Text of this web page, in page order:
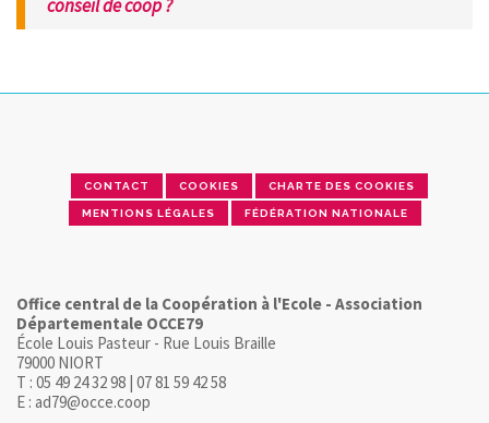
conseil de coop ?
CONTACT COOKIES CHARTE DES COOKIES
MENTIONS LÉGALES FÉDÉRATION NATIONALE
Office central de la Coopération à l'Ecole - Association
Départementale OCCE79
École Louis Pasteur - Rue Louis Braille
79000 NIORT
T : 05 49 24 32 98 | 07 81 59 42 58
E : ad79@occe.coop